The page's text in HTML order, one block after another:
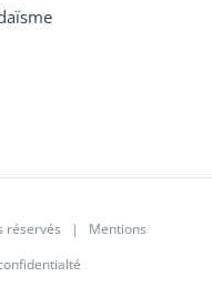
réservés | Mentions